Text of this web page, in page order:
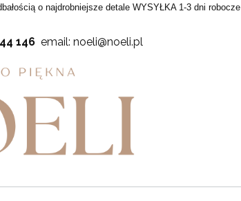
o najdrobniejsze detale WYSYŁKA 1-3 dni robocze
146 email: noeli@noeli.pl